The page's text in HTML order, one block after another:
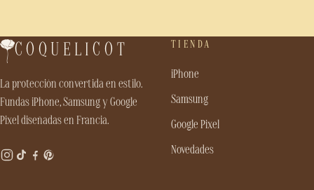
COQUELICOT
La protección convertida en estilo.
Fundas iPhone, Samsung y Google
Pixel diseñadas en Francia.
TIENDA
iPhone
Samsung
Google Pixel
Novedades